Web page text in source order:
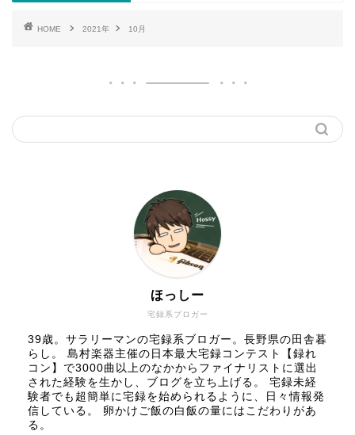
HOME 2021年 10月
宅録系ブロガー
ほっしー
39歳。サラリーマンの宅録系ブロガー。長野県の田舎暮
らし。 島村楽器主催の日本最大宅録コンテスト【録れ
コン】で3000曲以上のなかからファイナリストに選出
された経験を生かし、ブログを立ち上げる。 宅録未経
験者でも超簡単に宅録を始められるように、日々情報発
信している。 卵かけご飯の白飯の量にはこだわりがあ
る。